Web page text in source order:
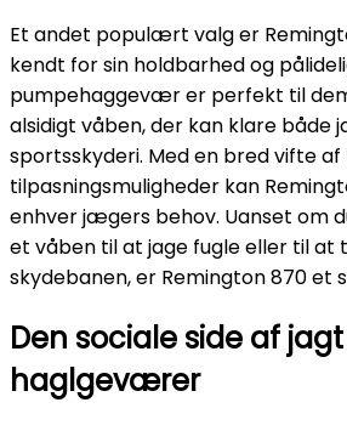
Et andet populært valg er
kendt for sin holdbarhed og
pumpehaggevær er perfekt til
alsidigt våben, der kan klare både
sportsskyderi. Med en bred vifte
tilpasningsmuligheder kan
enhver jægers behov. Uanset om
et våben til at jage fugle eller til
skydebanen, er Remington 870 et
Den sociale side af
haglgeværer